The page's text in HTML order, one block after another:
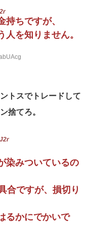
ちですが、
を知りません。
トスでトレードして
捨てろ。
染みついているの
合ですが、損切り
るかにでかいで